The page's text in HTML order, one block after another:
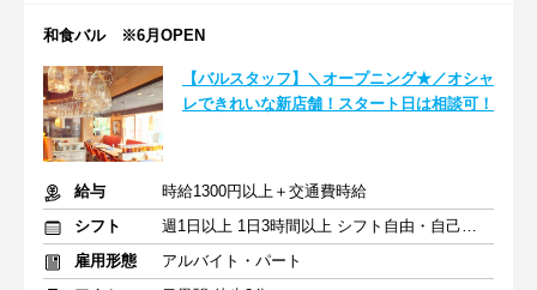
和食バル ※6月OPEN
【バルスタッフ】＼オープニング★／オシャ
レできれいな新店舗！スタート日は相談可！
給与
時給1300円以上＋交通費時給
シフト
週1日以上 1日3時間以上 シフト自由・自己申告
雇用形態
アルバイト・パート